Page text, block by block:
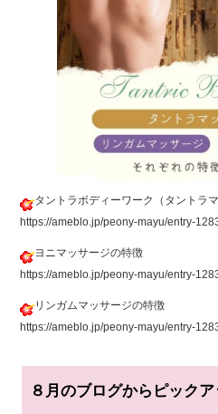
タントラボディーワーク（タントラ
https://ameblo.jp/peony-mayu/entry-
ヨニマッサージの特徴
https://ameblo.jp/peony-mayu/entry-
リンガムマッサージの特徴
https://ameblo.jp/peony-mayu/entry-
８月のブログからピック